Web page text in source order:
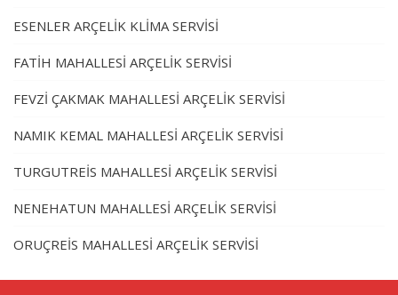
ESENLER ARÇELİK KLİMA SERVİSİ
FATİH MAHALLESİ ARÇELİK SERVİSİ
FEVZİ ÇAKMAK MAHALLESİ ARÇELİK SERVİSİ
NAMIK KEMAL MAHALLESİ ARÇELİK SERVİSİ
TURGUTREİS MAHALLESİ ARÇELİK SERVİSİ
NENEHATUN MAHALLESİ ARÇELİK SERVİSİ
ORUÇREİS MAHALLESİ ARÇELİK SERVİSİ